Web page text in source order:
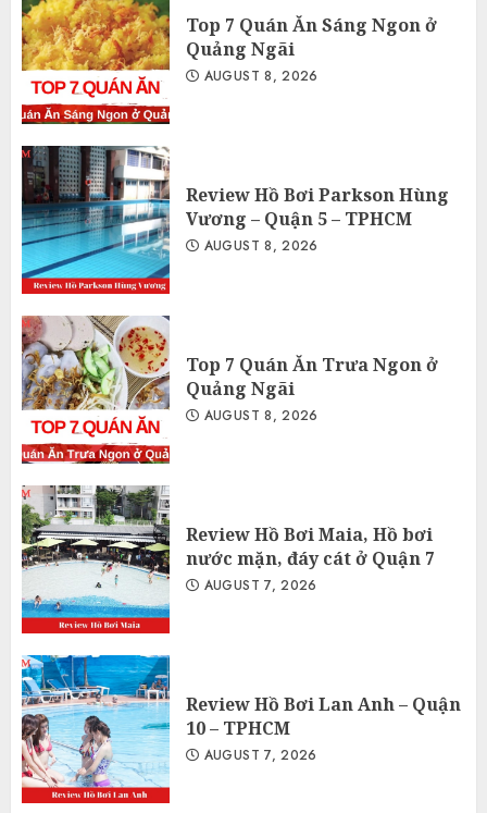
Top 7 Quán Ăn Sáng Ngon ở
Quảng Ngãi
AUGUST 8, 2026
Review Hồ Bơi Parkson Hùng
Vương – Quận 5 – TPHCM
AUGUST 8, 2026
Top 7 Quán Ăn Trưa Ngon ở
Quảng Ngãi
AUGUST 8, 2026
Review Hồ Bơi Maia, Hồ bơi
nước mặn, đáy cát ở Quận 7
AUGUST 7, 2026
Review Hồ Bơi Lan Anh – Quận
10 – TPHCM
AUGUST 7, 2026